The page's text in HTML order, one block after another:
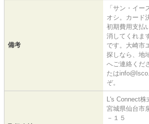
備考
「サン・イー
オシ。カード
初期費用支払
消してくれま
です。大崎市
探しなら、地
へご連絡くだ
たは
ぞ。
L's Connect株
宮城県仙台市
－１５